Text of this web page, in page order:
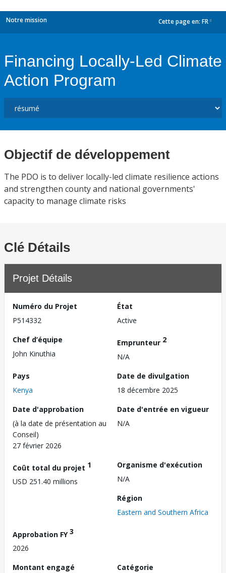
Notre mission Cette page en: FR
Financing Locally-Led Climate
Action Program
Objectif de développement
The PDO is to deliver locally-led climate resilience actions
and strengthen county and national governments'
capacity to manage climate risks
Clé Détails
Projet Détails
Numéro du Projet
P514332
État
Active
Chef d’équipe
John Kinuthia
Emprunteur 2
N/A
Pays
Kenya
Date de divulgation
18 décembre 2025
Date d'approbation
(à la date de présentation au
Conseil)
27 février 2026
Date d'entrée en vigueur
N/A
Coût total du projet 1
USD 251.40 millions
Organisme d'exécution
N/A
Région
Eastern and Southern Africa
Approbation FY3
2026
Montant engagé
Catégorie